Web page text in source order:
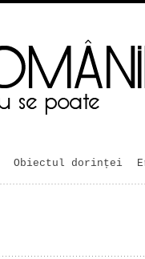
Obiectul dorinței